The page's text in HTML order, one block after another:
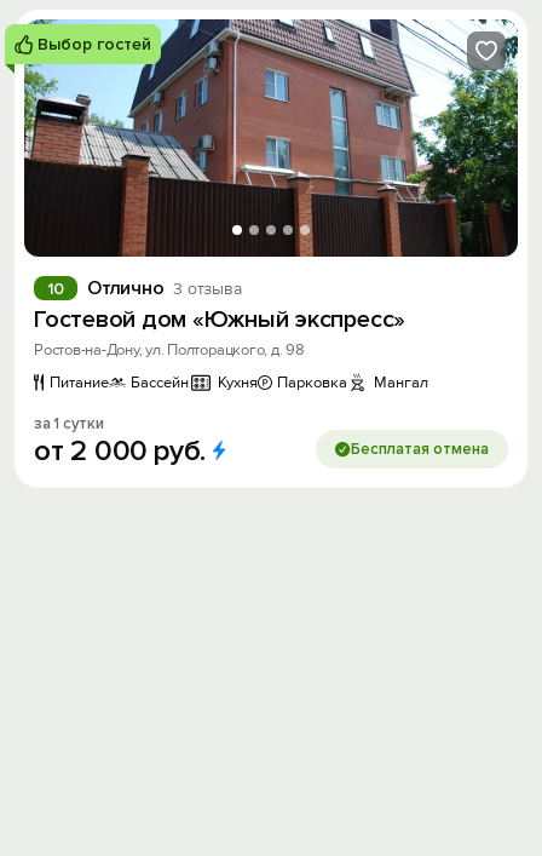
Выбор гостей
Отлично 3 отзыва
10
Гостевой дом «Южный экспресс»
Ростов-на-Дону, ул. Полторацкого, д. 98
Питание
Бассейн Кухня Парковка Мангал
за 1 сутки
от 2 000 руб. Бесплатая отмена